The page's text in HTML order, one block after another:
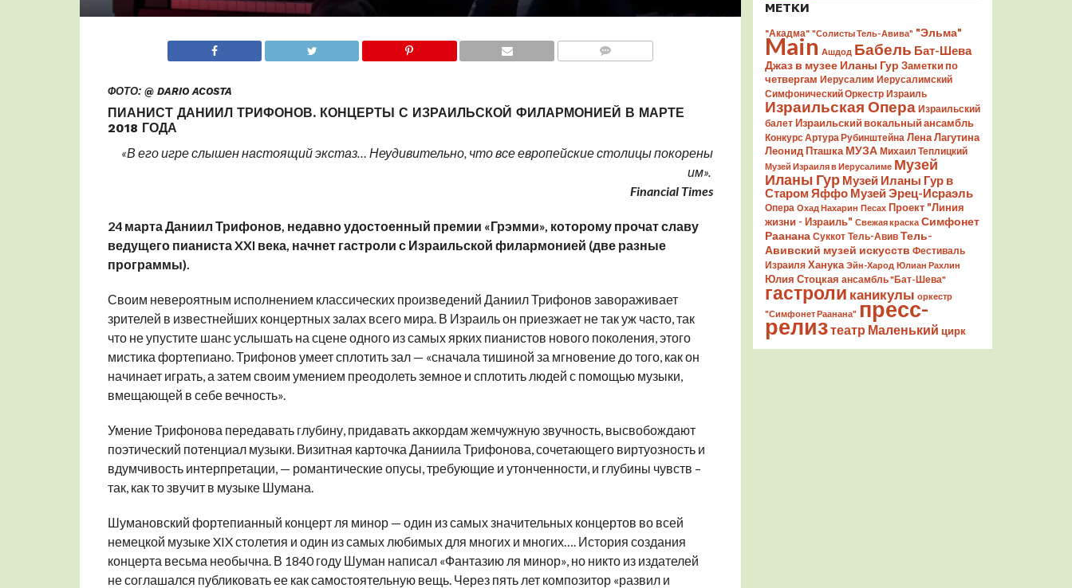
ФОТО: @ DARIO ACOSTA
ПИАНИСТ ДАНИИЛ ТРИФОНОВ. КОНЦЕРТЫ С ИЗРАИЛЬСКОЙ ФИЛАРМОНИЕЙ В МАРТЕ
2018 ГОДА
«В его игре слышен настоящий экстаз… Неудивительно, что все европейские столицы покорены
им».
Financial Times
24 марта Даниил Трифонов, недавно удостоенный премии «Грэмми», которому прочат славу
ведущего пианистаXXI века, начнет гастроли с Израильской филармонией (две разные
программы).
Своим невероятным исполнением классических произведений Даниил Трифонов завораживает
зрителей в известнейших концертных залах всего мира. В Израиль он приезжает не так уж часто, так
что не упустите шанс услышать на сцене одного из самых ярких пианистов нового поколения, этого
мистика фортепиано. Трифонов умеет сплотить зал — «сначала тишиной за мгновение до того, как он
начинает играть, а затем своим умением преодолеть земное и сплотить людей с помощью музыки,
вмещающей в себе вечность».
Умение Трифонова передавать глубину, придавать аккордам жемчужную звучность, высвобождают
поэтический потенциал музыки. Визитная карточка Даниила Трифонова, сочетающего виртуозность и
вдумчивость интерпретации, — романтические опусы, требующие и утонченности, и глубины чувств –
так, как то звучит в музыке Шумана.
Шумановский фортепианный концерт ля минор — один из самых значительных концертов во всей
немецкой музыке XIX столетия и один из самых любимых для многих и многих…. История создания
концерта весьма необычна. В 1840 году Шуман написал «Фантазию ля минор», но никто из издателей
не соглашался публиковать ее как самостоятельную вещь. Через пять лет композитор «развил и
МЕТКИ
"Акадма" "Солисты Тель-Авива" "Эльма"
Main Ашдод Бабель Бат-Шева
Джаз в музее Иланы Гур Заметки по
четвергам Иерусалим Иерусалимский
Симфонический Оркестр Израиль
Израильская Опера Израильский
балет Израильский вокальный ансамбль
Конкурс Артура Рубинштейна Лена Лагутина
Леонид Пташка МУЗА Михаил Теплицкий
Музей Израиля в Иерусалиме Музей
Иланы Гур Музей Иланы Гур в
Старом Яффо Музей Эрец-Исраэль
Опера Охад Нахарин Песах Проект "Линия
жизни - Израиль" Свежая краска Симфонет
Раанана Суккот Тель-Авив Тель-
Авивский музей искусств Фестиваль
Израиля Ханука Эйн-Харод Юлиан Рахлин
Юлия Стоцкая ансамбль "Бат-Шева"
гастроли каникулы оркестр
"Симфонет Раанана" пресс-
релизтеатр Маленький цирк